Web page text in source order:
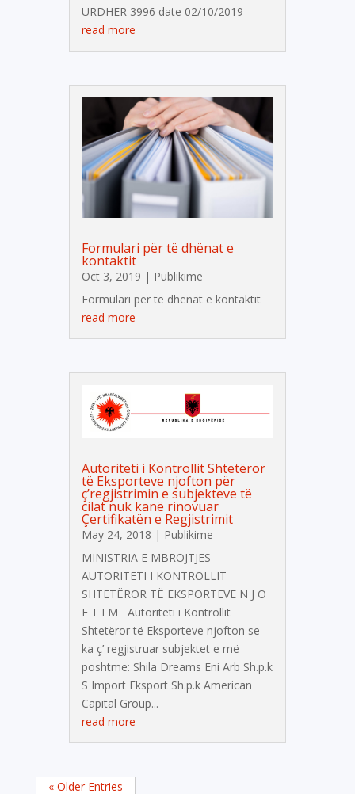
URDHER 3996 date 02/10/2019
read more
Formulari për të dhënat e
kontaktit
Oct 3, 2019 | Publikime
Formulari për të dhënat e kontaktit
read more
Autoriteti i Kontrollit Shtetëror
të Eksporteve njofton për
ç’regjistrimin e subjekteve të
cilat nuk kanë rinovuar
Çertifikatën e Regjistrimit
May 24, 2018 | Publikime
MINISTRIA E MBROJTJES
AUTORITETI I KONTROLLIT
SHTETËROR TË EKSPORTEVE N J O
F T I M Autoriteti i Kontrollit
Shtetëror të Eksporteve njofton se
ka ç’ regjistruar subjektet e më
poshtme: Shila Dreams Eni Arb Sh.p.k
S Import Eksport Sh.p.k American
Capital Group...
read more
« Older Entries